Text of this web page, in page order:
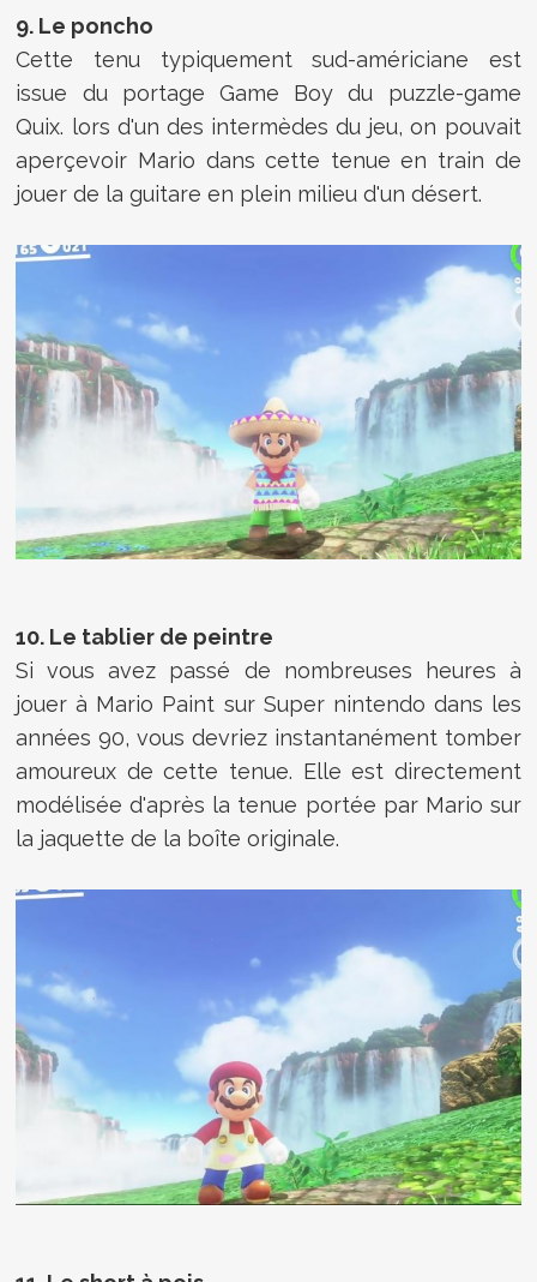
9. Le poncho
Cette tenu typiquement sud-américiane est
issue du portage Game Boy du puzzle-game
Quix. lors d'un des intermèdes du jeu, on pouvait
aperçevoir Mario dans cette tenue en train de
jouer de la guitare en plein milieu d'un désert.
10. Le tablier de peintre
Si vous avez passé de nombreuses heures à
jouer à Mario Paint sur Super nintendo dans les
années 90, vous devriez instantanément tomber
amoureux de cette tenue. Elle est directement
modélisée d'après la tenue portée par Mario sur
la jaquette de la boîte originale.